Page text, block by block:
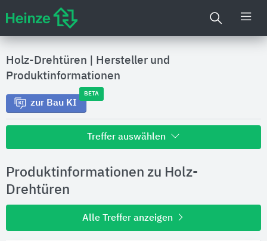
Holz-Drehtüren
Hersteller und
Produktinformationen
zur Bau KI
BETA
Treffer auswählen
Hersteller
Produktinformationen
Produktinformationen zu Holz-
Drehtüren
Alle Treffer anzeigen